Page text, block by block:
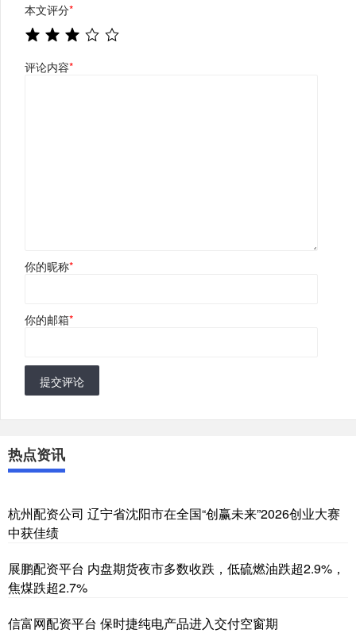
本文评分*
评论内容*
你的昵称*
你的邮箱*
提交评论
热点资讯
杭州配资公司 辽宁省沈阳市在全国“创赢未来”2026创业大赛
中获佳绩
展鹏配资平台 内盘期货夜市多数收跌，低硫燃油跌超2.9%，
焦煤跌超2.7%
信富网配资平台 保时捷纯电产品进入交付空窗期